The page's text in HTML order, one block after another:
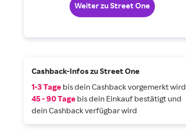
Weiter zu Street One
Cashback-Infos zu Street One
1-3 Tage bis dein Cashback vorgemerkt wird
45 - 90 Tage bis dein Einkauf bestätigt und
dein Cashback verfügbar wird